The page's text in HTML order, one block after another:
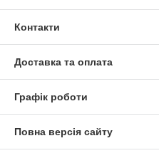
Контакти
Доставка та оплата
Графік роботи
Повна версія сайту